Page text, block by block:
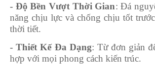
- Độ Bền Vượt Thời Gian: Đá
năng chịu lực và chống chịu tốt
thời tiết.
- Thiết Kế Đa Dạng: Từ đơn giản
hợp với mọi phong cách kiến trúc.